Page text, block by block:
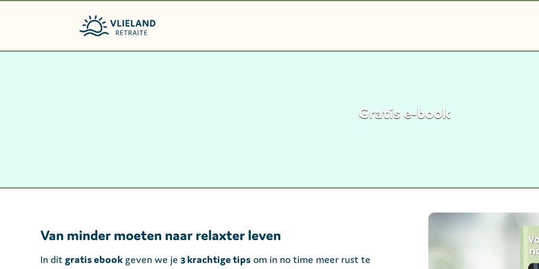
Gratis e-book
Van minder moeten naar relaxter leven
In ditgratis ebook geven we je3 krachtige tips om in no time meer rust te